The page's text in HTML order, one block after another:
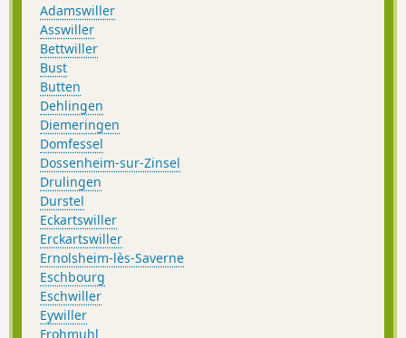
Adamswiller
Asswiller
Bettwiller
Bust
Butten
Dehlingen
Diemeringen
Domfessel
Dossenheim-sur-Zinsel
Drulingen
Durstel
Eckartswiller
Erckartswiller
Ernolsheim-lès-Saverne
Eschbourg
Eschwiller
Eywiller
Frohmuhl